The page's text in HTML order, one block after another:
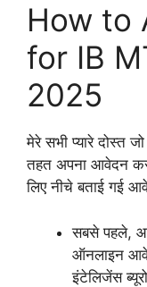
How to
for IB
2025
मेरे सभी प्यारे दोस्त
तहत अपना आवेदन
लिए नीचे बताई गई
सबसे पहले,
ऑनलाइन
इंटेलिजेंस